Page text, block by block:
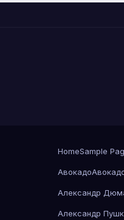
HomeSample
Авокадо
Александр
Александр